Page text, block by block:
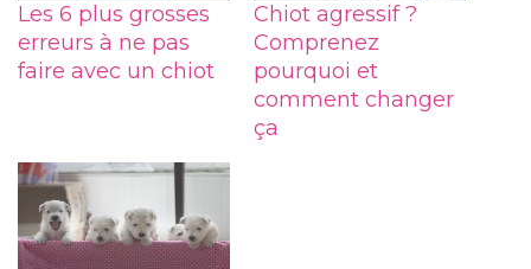
Les 6 plus grosses
erreurs à ne pas
faire avec un chiot
Chiot agressif ?
Comprenez
pourquoi et
comment changer
ça